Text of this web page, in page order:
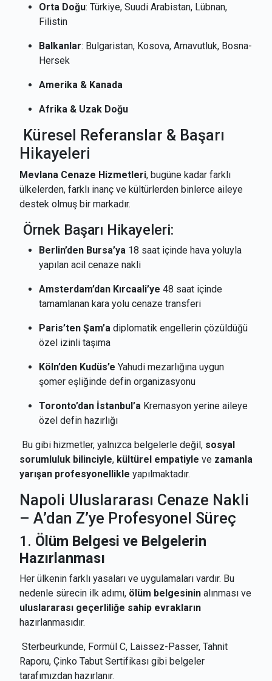
Orta Doğu: Türkiye, Suudi Arabistan, Lübnan,
Filistin
Balkanlar: Bulgaristan, Kosova, Arnavutluk, Bosna-
Hersek
Amerika & Kanada
Afrika & Uzak Doğu
Küresel Referanslar & Başarı
Hikayeleri
Mevlana Cenaze Hizmetleri, bugüne kadar farklı
ülkelerden, farklı inanç ve kültürlerden binlerce aileye
destek olmuş bir markadır.
Örnek Başarı Hikayeleri:
Berlin’den Bursa’ya 18 saat içinde hava yoluyla
yapılan acil cenaze nakli
Amsterdam’dan Kırcaali’ye 48 saat içinde
tamamlanan kara yolu cenaze transferi
Paris’ten Şam’a diplomatik engellerin çözüldüğü
özel izinli taşıma
Köln’den Kudüs’e Yahudi mezarlığına uygun
şomer eşliğinde defin organizasyonu
Toronto’dan İstanbul’a Kremasyon yerine aileye
özel defin hazırlığı
Bu gibi hizmetler, yalnızca belgelerle değil, sosyal
sorumluluk bilinciyle, kültürel empatiyle ve zamanla
yarışan profesyonellikle yapılmaktadır.
Napoli Uluslararası Cenaze Nakli
– A’dan Z’ye Profesyonel Süreç
1. Ölüm Belgesi ve Belgelerin
Hazırlanması
Her ülkenin farklı yasaları ve uygulamaları vardır. Bu
nedenle sürecin ilk adımı, ölüm belgesinin alınması ve
uluslararası geçerliliğe sahip evrakların
hazırlanmasıdır.
Sterbeurkunde, Formül C, Laissez-Passer, Tahnit
Raporu, Çinko Tabut Sertifikası gibi belgeler
tarafımızdan hazırlanır.